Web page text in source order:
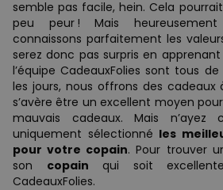
semble pas facile, hein. Cela
peu peur ! Mais
connaissons parfaitement les
serez donc pas surpris en
l’équipe CadeauxFolies sont tous
les jours, nous offrons des cadeaux
s’avère être un excellent moyen
mauvais cadeaux. Mais n’ayez
uniquement sélectionné les
pour votre copain. Pour trouver
son copain qui soit
CadeauxFolies.